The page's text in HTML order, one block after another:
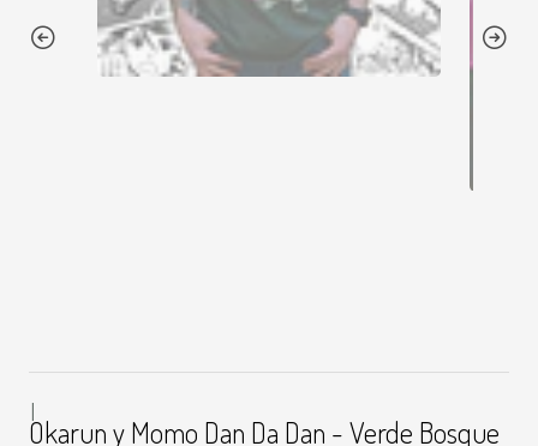
|
Okarun y Momo Dan Da Dan - Verde Bosque